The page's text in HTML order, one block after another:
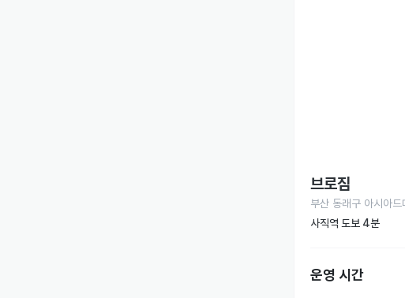
브로짐
부산 동래구 아시아
사직역 도보 4분
운영 시간